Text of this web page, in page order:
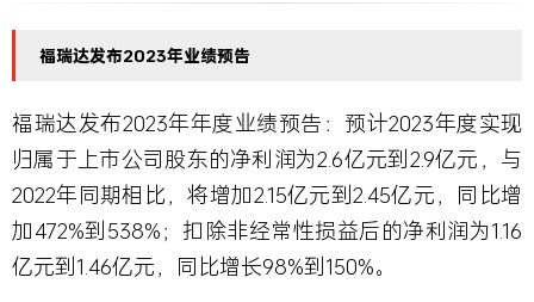
福瑞达发布2023年业绩预告
福瑞达发布2023年年度业绩预告：预计2023年度实现
归属于上市公司股东的净利润为2.6亿元到2.9亿元，与
2022年同期相比，将增加2.15亿元到2.45亿元，同比增
加472%到538%；扣除非经常性损益后的净利润为1.16
亿元到1.46亿元，同比增长98%到150%。